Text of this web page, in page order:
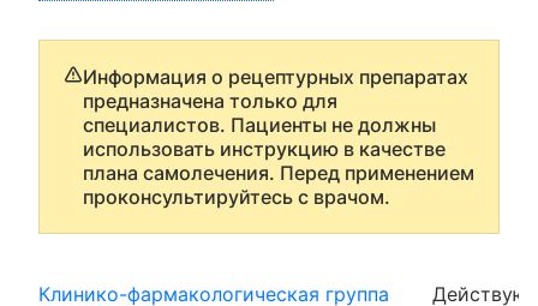
Информация о рецептурных препаратах
предназначена только для
специалистов. Пациенты не должны
использовать инструкцию в качестве
плана самолечения. Перед применением
проконсультируйтесь с врачом.
Клинико-фармакологическая группа